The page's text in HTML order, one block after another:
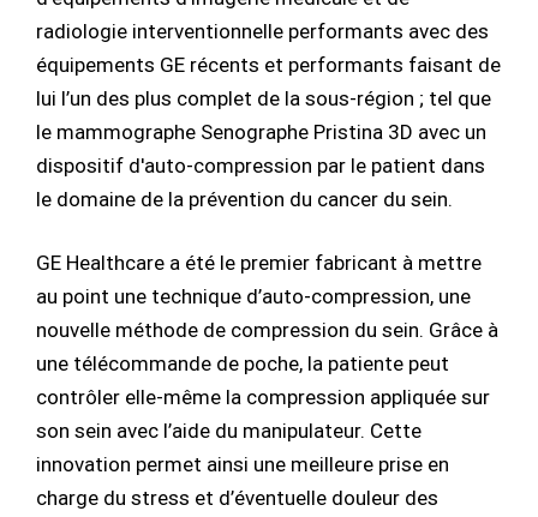
radiologie interventionnelle performants avec des
équipements GE récents et performants faisant de
lui l’un des plus complet de la sous-région ; tel que
le mammographe Senographe Pristina 3D avec un
dispositif d'auto-compression par le patient dans
le domaine de la prévention du cancer du sein.
GE Healthcare a été le premier fabricant à mettre
au point une technique d’auto-compression, une
nouvelle méthode de compression du sein. Grâce à
une télécommande de poche, la patiente peut
contrôler elle-même la compression appliquée sur
son sein avec l’aide du manipulateur. Cette
innovation permet ainsi une meilleure prise en
charge du stress et d’éventuelle douleur des